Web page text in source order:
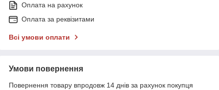
Оплата на рахунок
Оплата за реквізитами
Всі умови оплати
Умови повернення
Повернення товару впродовж 14 днів за рахунок покупця